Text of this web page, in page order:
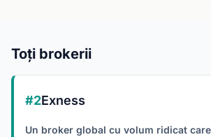
Toți brokerii
#2Exness
Un broker global cu volum ridicat